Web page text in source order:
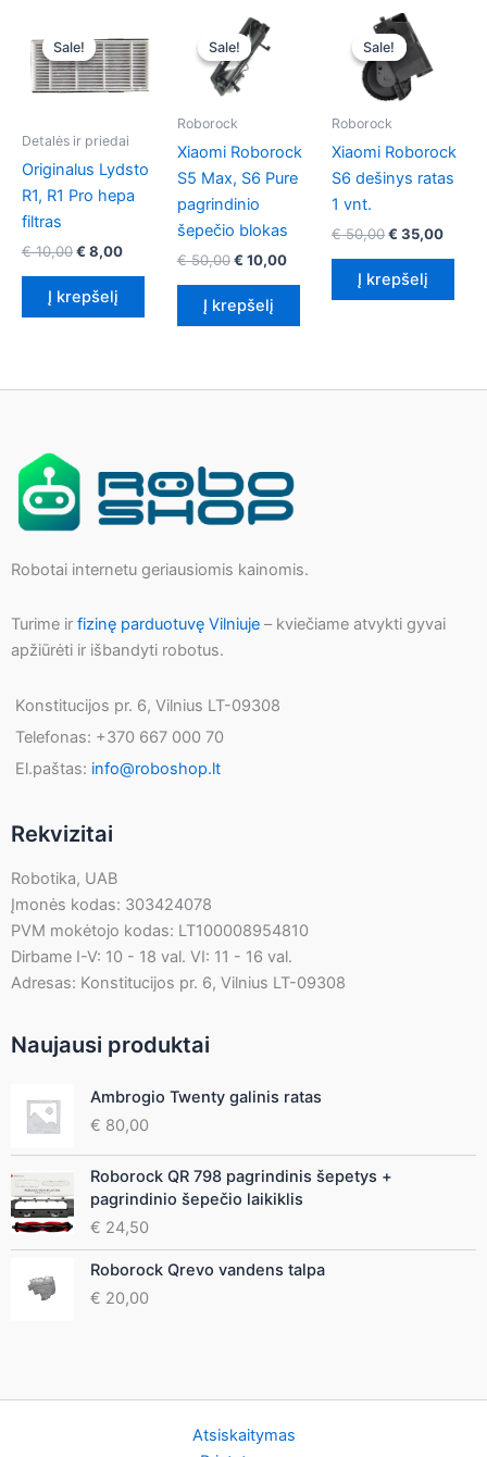
Sale!
Sale!
Detalės ir priedai
Originalus Lydsto
R1, R1 Pro hepa
filtras
€10,00Original
was:
€ 10,00.
€ 8,00Current
Į krepšelį
Sale!
Sale!
Roborock
Xiaomi Roborock
S5 Max, S6 Pure
pagrindinio
šepečio blokas
€50,00 Original
was:
€ 50,00.
€ 10,00Current
Į krepšelį
Sale!
Sale!
Roborock
Xiaomi Roborock
S6 dešinys ratas
1 vnt.
€50,00Original
was:
€ 50,00.
€ 35,00
Į krepšelį
Robotai internetu geriausiomis kainomis.
Turime ir fizinę parduotuvę Vilniuje – kviečiame atvykti gyvai
apžiūrėti ir išbandyti robotus.
Konstitucijos pr. 6, Vilnius LT-09308
Telefonas: +370 667 000 70
El.paštas: info@roboshop.lt
Rekvizitai
Robotika, UAB
Įmonės kodas: 303424078
PVM mokėtojo kodas: LT100008954810
Dirbame I-V: 10 - 18 val. VI: 11 - 16 val.
Adresas: Konstitucijos pr. 6, Vilnius LT-09308
Naujausi produktai
Ambrogio Twenty galinis ratas
€ 80,00
Roborock QR 798 pagrindinis šepetys +
pagrindinio šepečio laikiklis
€ 24,50
Roborock Qrevo vandens talpa
€ 20,00
Atsiskaitymas